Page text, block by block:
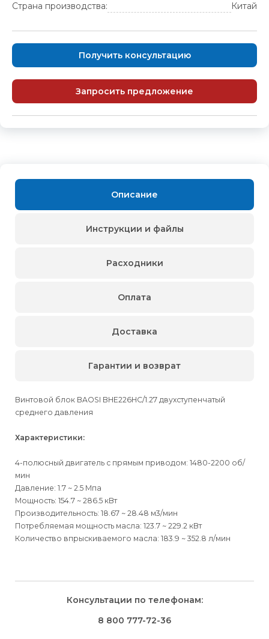
Страна производства:
Китай
Получить консультацию
Запросить предложение
Описание
Винтовой блок BAOSI BHE226HC/1.27 двухступенчатый
среднего давления
Характеристики:
4-полюсный двигатель с прямым приводом: 1480-2200 об/
мин
Давление: 1.7 ~ 2.5 Мпа
Мощность: 154.7 ~ 286.5 кВт
Производительность: 18.67 ~ 28.48 м3/мин
Потребляемая мощность масла: 123.7 ~ 229.2 кВт
Количество впрыскиваемого масла: 183.9 ~ 352.8 л/мин
Инструкции и файлы
Расходники
Оплата
лиц
Способ оплаты
лиц
Доставка
Способыдоставки
Доставка осуществляется транспортными компаниями и
оплачивается покупателем при получении заказа.
Гарантии и возврат
лиц
Правила возврата товара, приобретённого
лиц
Консультации по телефонам:
8 800 777-72-36